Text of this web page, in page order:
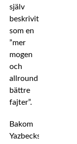
själv
beskrivit
som en
”mer
mogen
och
allround
bättre
fajter”.
Bakom
Yazbecks